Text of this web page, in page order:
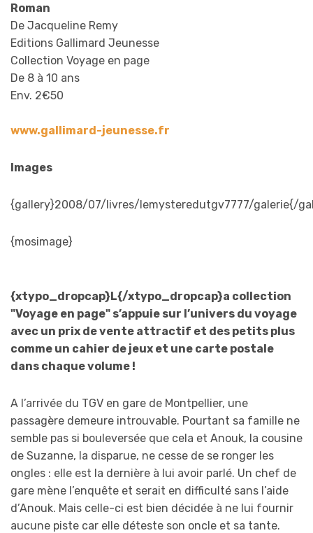
Roman
De Jacqueline Remy
Editions Gallimard Jeunesse
Collection Voyage en page
De 8 à 10 ans
Env. 2€50
www.gallimard-jeunesse.fr
Images
{gallery}2008/07/livres/lemysteredutgv7777/galerie{/
{mosimage}
{xtypo_dropcap}L{/xtypo_dropcap}a collection
"Voyage en page" s’appuie sur l’univers du voyage
avec un prix de vente attractif et des petits plus
comme un cahier de jeux et une carte postale
dans chaque volume !
A l’arrivée du TGV en gare de Montpellier, une
passagère demeure introuvable. Pourtant sa famille ne
semble pas si bouleversée que cela et Anouk, la cousine
de Suzanne, la disparue, ne cesse de se ronger les
ongles : elle est la dernière à lui avoir parlé. Un chef de
gare mène l’enquête et serait en difficulté sans l’aide
d’Anouk. Mais celle-ci est bien décidée à ne lui fournir
aucune piste car elle déteste son oncle et sa tante.